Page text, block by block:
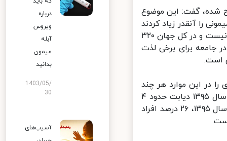
گفت: این موضوع
را آنقدر زیاد کردند
که همه فکر کنند به سمت یک پاندمی دیگر می‌رویم. درحالی که چیز مهمی نیست و در کل جهان ۳۲۰
جامعه برای برخی لذت
در این موارد هر چند
سال یکبار انجام می‌دهیم که مطالعه ما نشان داده در سال ۱۴۰۰ نسبت به سال ۱۳۹۵ دیابت حدود ۴
درصد افزایش داشته و فشار خون هم افزایش داشته است. به طوریکه در سال ۱۳۹۵، ۲۶ درصد افراد
درباره
ویروس
آبله
میمون
بدانید
1403/05/
30
آسیب‌های